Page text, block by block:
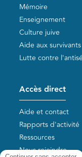
Mémoire
Enseignement
Culture juive
Aide aux survivants
Lutte contre
Accès direct
Aide et contact
Rapports d'activité
Ressources
Nous rejoindre